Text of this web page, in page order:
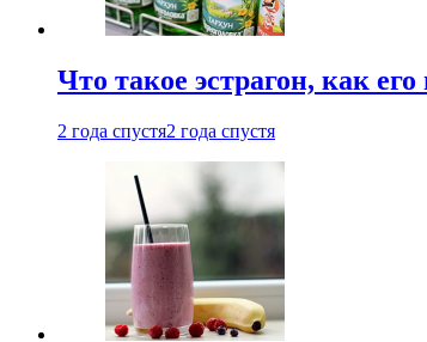
Что такое эстрагон, как
2 года спустя2 года спустя